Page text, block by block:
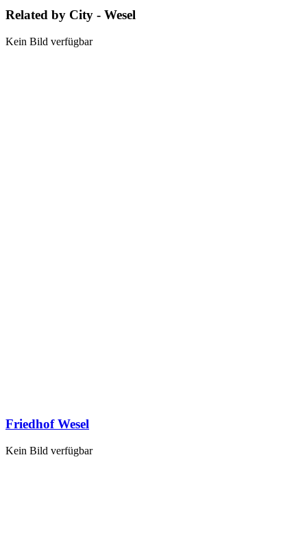
Related by City - Wesel
Kein Bild verfügbar
Friedhof Wesel
Kein Bild verfügbar